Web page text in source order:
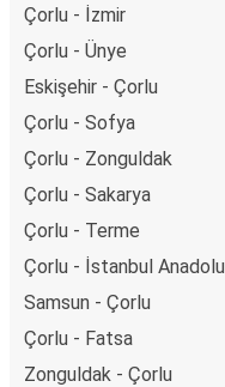
Çorlu - İzmir
Çorlu - Ünye
Eskişehir - Çorlu
Çorlu - Sofya
Çorlu - Zonguldak
Çorlu - Sakarya
Çorlu - Terme
Çorlu - İstanbul Anadolu
Samsun - Çorlu
Çorlu - Fatsa
Zonguldak - Çorlu